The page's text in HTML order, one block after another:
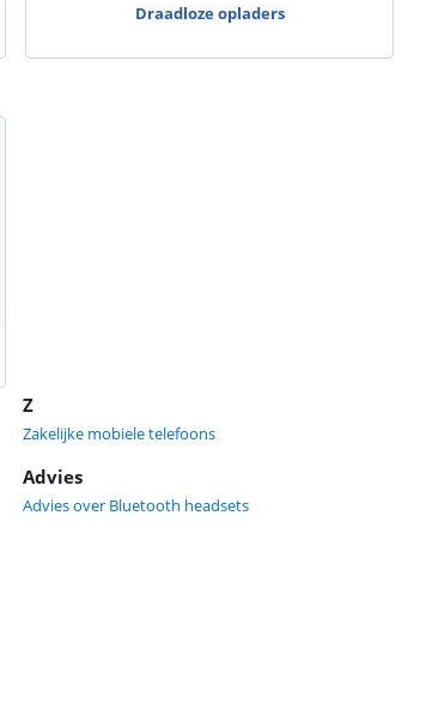
Draadloze opladers
Z
Zakelijke mobiele telefoons
Advies
Advies over Bluetooth headsets